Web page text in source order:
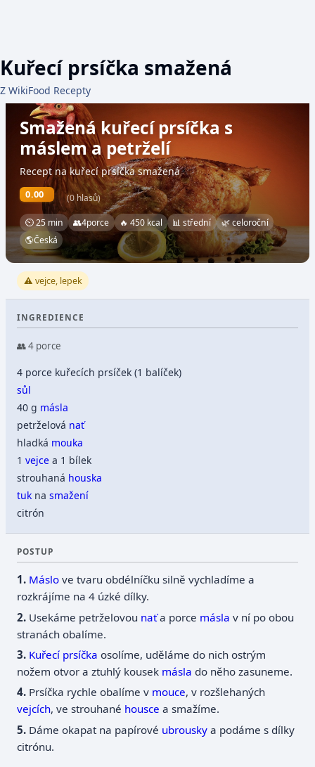
Kuřecí prsíčka smažená
Z WikiFood Recepty
Smažená kuřecí prsíčka s
máslem a petrželí
Recept na kuřecí prsíčka smažená
0.00 (0 hlasů)
⏲ 25 min 👥4porce 🔥 450 kcal 📊 střední
🌿 celoroční
🌎Česká
⚠️ vejce, lepek
INGREDIENCE
👥 4 porce
4 porce kuřecích prsíček (1 balíček)
sůl
40 g másla
petrželová nať
hladká mouka
1vejce a 1 bílek
strouhaná houska
tuk nasmažení
citrón
POSTUP
Máslo ve tvaru obdélníčku silně vychladíme a
rozkrájíme na 4 úzké dílky.
Usekáme petrželovou naťa porce másla v ní po obou
stranách obalíme.
Kuřecí prsíčka osolíme, uděláme do nich ostrým
nožem otvor a ztuhlý kousek másla do něho zasuneme.
Prsíčka rychle obalíme v mouce, v rozšlehaných
vejcích, ve strouhané housce a smažíme.
Dáme okapat na papírové ubrousky a podáme s dílky
citrónu.